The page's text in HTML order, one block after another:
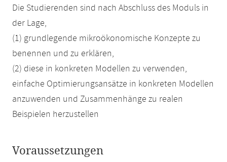
Die Studierenden sind nach Abschluss des Moduls in
der Lage,
(1) grundlegende mikroökonomische Konzepte zu
benennen und zu erklären,
(2) diese in konkreten Modellen zu verwenden,
einfache Optimierungsansätze in konkreten Modellen
anzuwenden und Zusammenhänge zu realen
Beispielen herzustellen
Voraussetzungen